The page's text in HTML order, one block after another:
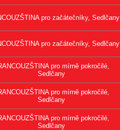
pro začátečníky, Sedlčany
pro začátečníky, Sedlčany
pro mírně pokročilé,
Sedlčany
pro mírně pokročilé,
Sedlčany
pro mírně pokročilé,
Sedlčany